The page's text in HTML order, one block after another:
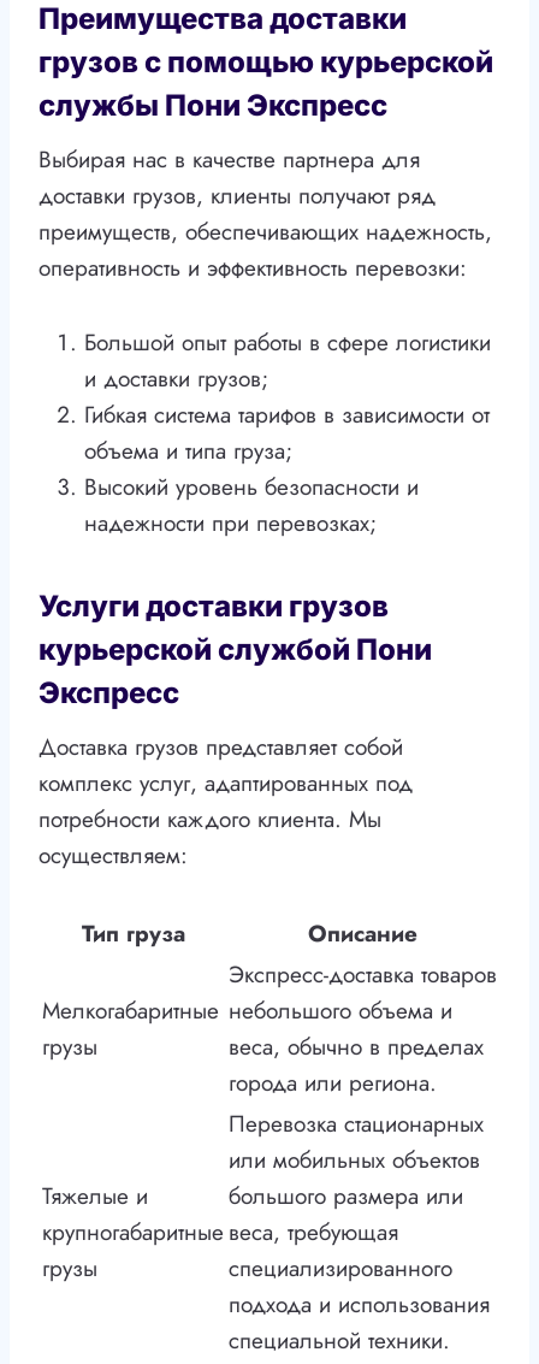
Преимущества доставки
грузов с помощью курьерской
службы Пони Экспресс
Выбирая нас в качестве партнера для
доставки грузов, клиенты получают ряд
преимуществ, обеспечивающих надежность,
оперативность и эффективность перевозки:
Большой опыт работы в сфере логистики
и доставки грузов;
Гибкая система тарифов в зависимости от
объема и типа груза;
Высокий уровень безопасности и
надежности при перевозках;
Услуги доставки грузов
курьерской службой Пони
Экспресс
Доставка грузов представляет собой
комплекс услуг, адаптированных под
потребности каждого клиента. Мы
осуществляем:
Тип груза Описание
Мелкогабаритные
грузы
Экспресс-доставка товаров
небольшого объема и
веса, обычно в пределах
города или региона.
Тяжелые и
крупногабаритные
грузы
Перевозка стационарных
или мобильных объектов
большого размера или
веса, требующая
специализированного
подхода и использования
специальной техники.